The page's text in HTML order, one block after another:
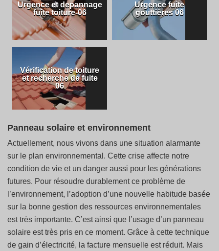
Urgence et depannage
fuite toiture-06
Urgence fuite
gouttières 06
Vérification de toiture
et recherche de fuite
06
Panneau solaire et environnement
Actuellement, nous vivons dans une situation alarmante
sur le plan environnemental. Cette crise affecte notre
condition de vie et un danger aussi pour les générations
futures. Pour résoudre durablement ce problème de
l’environnement, l’adoption d’une nouvelle habitude basée
sur la bonne gestion des ressources environnementales
est très importante. C’est ainsi que l’usage d’un panneau
solaire est très pris en ce moment. Grâce à cette technique
de gain d’électricité, la facture mensuelle est réduit. Mais